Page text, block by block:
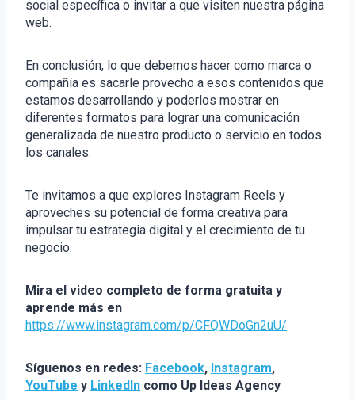
social específica o invitar a que visiten nuestra página
web.
En conclusión, lo que debemos hacer como marca o
compañía es sacarle provecho a esos contenidos que
estamos desarrollando y poderlos mostrar en
diferentes formatos para lograr una comunicación
generalizada de nuestro producto o servicio en todos
los canales.
Te invitamos a que explores Instagram Reels y
aproveches su potencial de forma creativa para
impulsar tu estrategia digital y el crecimiento de tu
negocio.
Mira el video completo de forma gratuita y
aprende más en
https://www.instagram.com/p/CFQWDoGn2uU/
Síguenos en redes: Facebook, Instagram,
YouTube y LinkedIn como Up Ideas Agency